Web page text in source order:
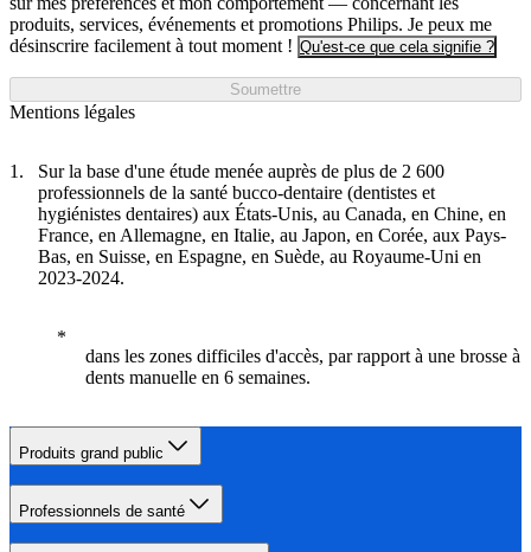
produits, services, événements et promotions Philips. Je peux me
désinscrire facilement à tout moment ! Qu'est-ce que cela signifie ?
Soumettre
Mentions légales
Sur la base d'une étude menée auprès de plus de 2 600
professionnels de la santé bucco-dentaire (dentistes et
hygiénistes dentaires) aux États-Unis, au Canada, en Chine, en
France, en Allemagne, en Italie, au Japon, en Corée, aux Pays-
Bas, en Suisse, en Espagne, en Suède, au Royaume-Uni en
2023-2024.
dans les zones difficiles d'accès, par rapport à une brosse à
dents manuelle en 6 semaines.
Produits grand public
Professionnels de santé